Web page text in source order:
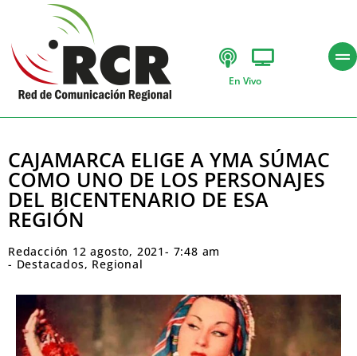
En Vivo
CAJAMARCA ELIGE A YMA SÚMAC
COMO UNO DE LOS PERSONAJES
DEL BICENTENARIO DE ESA
REGIÓN
Redacción 12 agosto, 2021- 7:48 am
- Destacados, Regional